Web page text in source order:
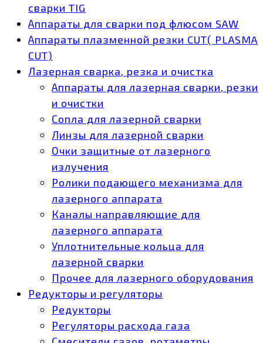
сварки TIG
Аппараты для сварки под флюсом SAW
Аппараты плазменной резки CUT( PLASMA
CUT)
Лазерная сварка, резка и очистка
Аппараты для лазерная сварки, резки
и очистки
Сопла для лазерной сварки
Линзы для лазерной сварки
Очки защитные от лазерного
излучения
Ролики подающего механизма для
лазерного аппарата
Каналы направляющие для
лазерного аппарата
Уплотнительные кольца для
лазерной сварки
Прочее для лазерного оборудования
Редукторы и регуляторы
Редукторы
Регуляторы расхода газа